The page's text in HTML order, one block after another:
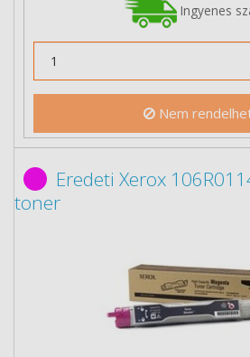
Ingyenes
Nem
Eredeti Xerox
toner